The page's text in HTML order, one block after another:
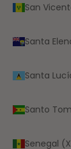
San
Santa
Santa
Santo
Senegal